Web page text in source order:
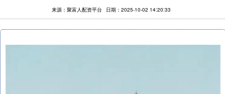
来源：聚富人配资平台 日期：2025-10-02 14:20:33